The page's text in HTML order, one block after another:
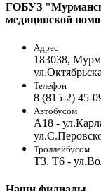
ГОБУЗ
медицинской
Адрес
183038,
Телефон
8 (815-2) 45-
Автобусом
А18 -
Троллейбусом
Т3, Т6 -